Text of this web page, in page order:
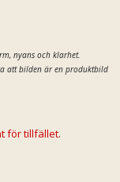
nyans och klarhet.
att bilden är en produktbild
för tillfället.